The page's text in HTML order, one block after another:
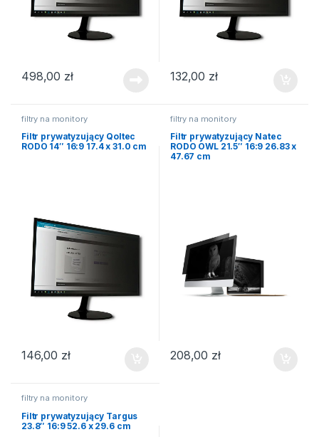
498,00 zł 132,00 zł
filtry na monitory
Filtr prywatyzujący Qoltec
RODO 14″ 16:9 17.4 x 31.0 cm
146,00 zł
filtry na monitory
Filtr prywatyzujący Natec
RODO OWL 21.5″ 16:9 26.83 x
47.67 cm
208,00 zł
filtry na monitory
Filtr prywatyzujący Targus
23.8″ 16:9 52.6 x 29.6 cm